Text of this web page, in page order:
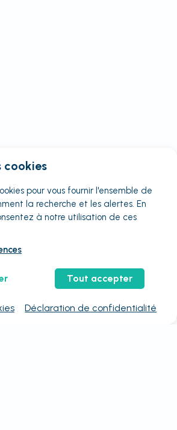
cookies
pour vous fournir l'ensemble de
la recherche et les alertes. En
à notre utilisation de ces
Tout accepter
Déclaration de confidentialité